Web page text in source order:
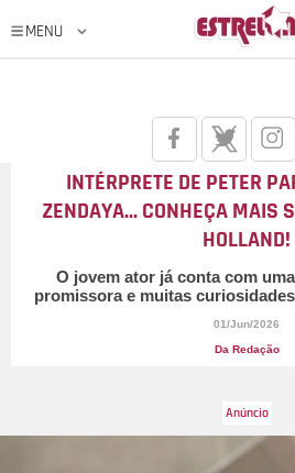
INTÉRPRETE DE PETER
ZENDAYA... CONHEÇA MAIS
HOLLAND!
O jovem ator já conta com
promissora e muitas
01/Jun/2026
Da Redação